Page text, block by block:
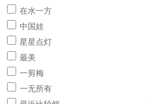
在水一方
中国娃
星星点灯
最美
一剪梅
一无所有